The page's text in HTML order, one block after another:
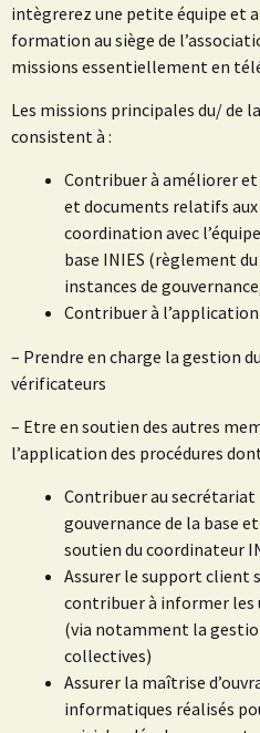
intègrerez une petite équipe et
formation au siège de
missions essentiellement en
Les missions principales du/ de
consistent à :
Contribuer à améliorer
et documents relatifs
coordination avec
base INIES (règlement
instances de
Contribuer à l’application
– Prendre en charge la gestion
vérificateurs
– Etre en soutien des autres
l’application des procédures
Contribuer au secrétariat
gouvernance de la base
soutien du coordinateur
Assurer le support client
contribuer à informer les
(via notamment la
collectives)
Assurer la maîtrise
informatiques réalisés